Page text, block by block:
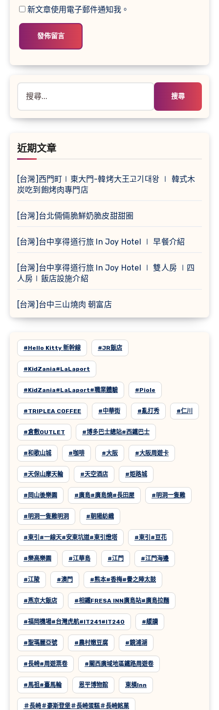
新文章使用電子郵件通知我。
關
字:
近期文章
[台灣]西門町∣東大門-韓烤大王고기대왕 ∣ 韓式木
炭吃到飽烤肉專門店
[台灣]台北倆倆脆鮮奶脆皮甜甜圈
[台灣]台中享得道行旅 In Joy Hotel ∣ 早餐介紹
[台灣]台中享得道行旅 In Joy Hotel ∣ 雙人房 ∣四
人房∣飯店設施介紹
[台灣]台中三山燒肉 朝富店
#Hello Kitty 新幹線 #JR飯店
#KidZania#LaLaport
#KidZania#LaLaport#職業體驗 #Piole
#TRIPLEA COFFEE #中華街 #亂打秀 #仁川
#倉敷OUTLET #博多巴士總站#西鐵巴士
#和歌山城 #咖啡 #大阪 #大阪周遊卡
#天保山摩天輪 #天空酒店 #姫路城
#岡山後樂園 #廣島#廣島燒#長田屋 #明洞一隻雞
#明洞一隻雞明洞 #朝陽紡織
#東引#一線天#安東坑道#東引燈塔 #東引#豆花
#樂高樂園 #江華島 #江門 #江門海邊
#江陵 #澳門 #熊本#香梅#譽之陣太鼓
#燕京大飯店 #相鐵FRESA INN廣島站#廣島拉麵
#福岡機場#台灣虎航#IT241#IT240 #緩讀
#聖瑪麗亞號 #農村嫩豆腐 #鏡浦湖
#長崎#周遊票卷 #關西廣域地區鐵路周遊卷
#馬祖#臺馬輪 恩平博物館 東橫inn
＃長崎＃豪斯登堡＃長崎蛋糕＃長崎銘菓